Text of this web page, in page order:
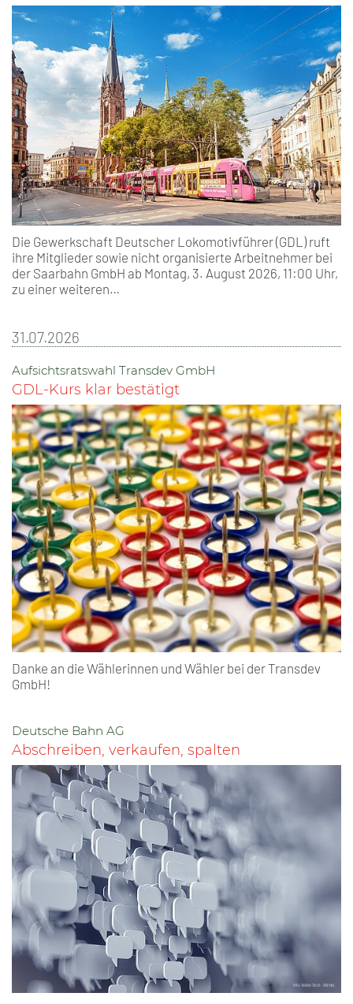
Die Gewerkschaft Deutscher Lokomotivführer (GDL) ruft
ihre Mitglieder sowie nicht organisierte Arbeitnehmer bei
der Saarbahn GmbH ab Montag, 3. August 2026, 11:00 Uhr,
zu einer weiteren…
31.07.2026
Aufsichtsratswahl Transdev GmbH
GDL-Kurs klar bestätigt
Danke an die Wählerinnen und Wähler bei der Transdev
GmbH!
Deutsche Bahn AG
Abschreiben, verkaufen, spalten